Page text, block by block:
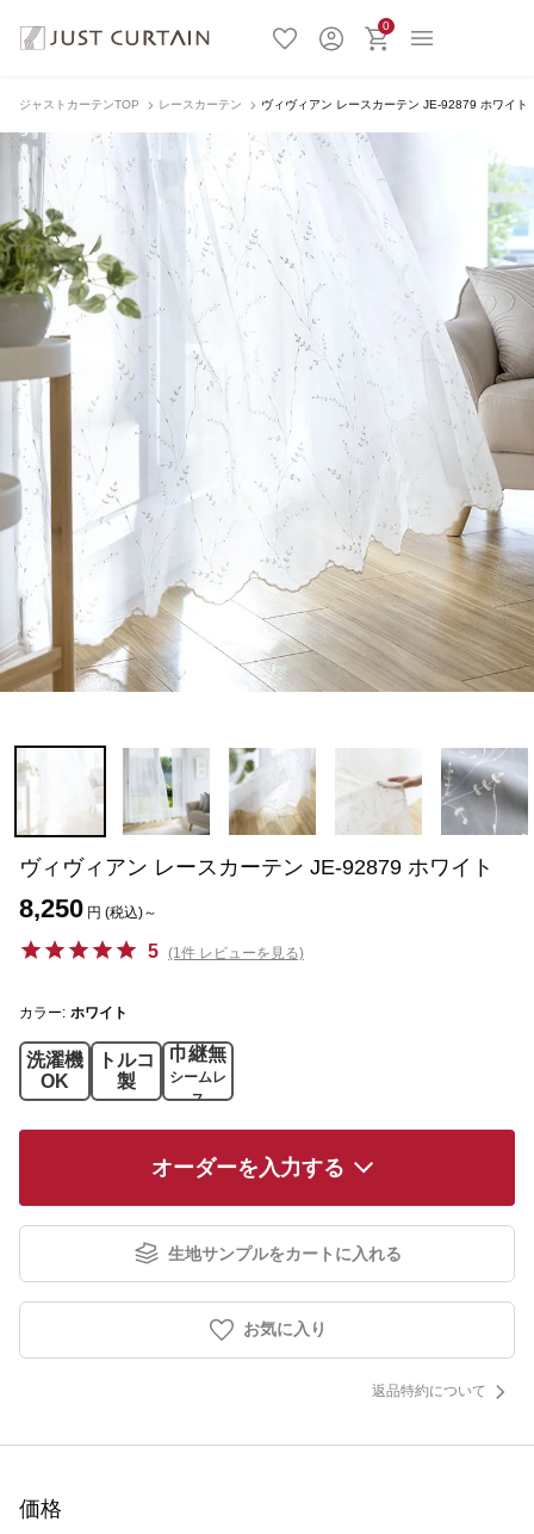
0
ジャストカーテンTOP レースカーテン ヴィヴィアン レースカーテン JE-92879 ホワイト
ヴィヴィアン レースカーテン JE-92879 ホワイト
8,250 円 (税込)～
5 (1件 レビューを見る)
カラー: ホワイト
洗濯機
OK
トルコ
製
巾継無
シームレ
ス
オーダーを入力する
生地サンプルをカートに入れる
お気に入り
返品特約について
価格